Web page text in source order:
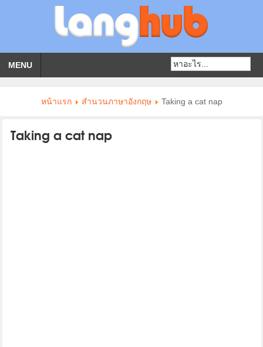
MENU
หน้าแรก สำนวนภาษาอังกฤษ Taking a cat nap
Taking a cat nap